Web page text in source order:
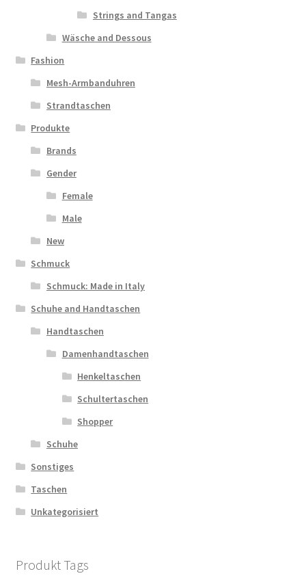
Strings and Tangas
Wäsche and Dessous
Fashion
Mesh-Armbanduhren
Strandtaschen
Produkte
Brands
Gender
Female
Male
New
Schmuck
Schmuck: Made in Italy
Schuhe and Handtaschen
Handtaschen
Damenhandtaschen
Henkeltaschen
Schultertaschen
Shopper
Schuhe
Sonstiges
Taschen
Unkategorisiert
Produkt Tags